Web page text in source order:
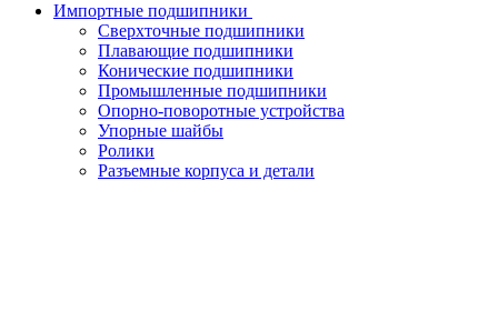
Импортные подшипники
Сверхточные подшипники
Плавающие подшипники
Конические подшипники
Промышленные подшипники
Опорно-поворотные устройства
Упорные шайбы
Ролики
Разъемные корпуса и детали